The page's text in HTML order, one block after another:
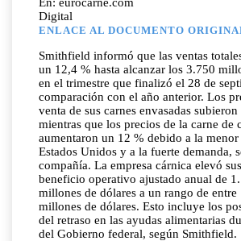
Digital
ENLACE AL DOCUMENTO
Smithfield informó que las ventas
un 12,4 % hasta alcanzar los 3.750
en el trimestre que finalizó el 28 de
comparación con el año anterior. Los
venta de sus carnes envasadas
mientras que los precios de la carne de
aumentaron un 12 % debido a la
Estados Unidos y a la fuerte demanda,
compañía. La empresa cárnica elevó
beneficio operativo ajustado anual de
millones de dólares a un rango de
millones de dólares. Esto incluye los
del retraso en las ayudas alimentarias
del Gobierno federal, según Smithfield.